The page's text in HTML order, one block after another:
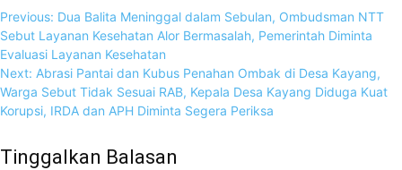
Previous: Dua Balita Meninggal dalam Sebulan, Ombudsman NTT
Sebut Layanan Kesehatan Alor Bermasalah, Pemerintah Diminta
Evaluasi Layanan Kesehatan
Next: Abrasi Pantai dan Kubus Penahan Ombak di Desa Kayang,
Warga Sebut Tidak Sesuai RAB, Kepala Desa Kayang Diduga Kuat
Korupsi, IRDA dan APH Diminta Segera Periksa
Tinggalkan Balasan